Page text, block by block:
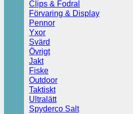
Clips & Fodral
Förvaring & Display
Pennor
Yxor
Svärd
Övrigt
Jakt
Fiske
Outdoor
Taktiskt
Ultralätt
Spyderco Salt